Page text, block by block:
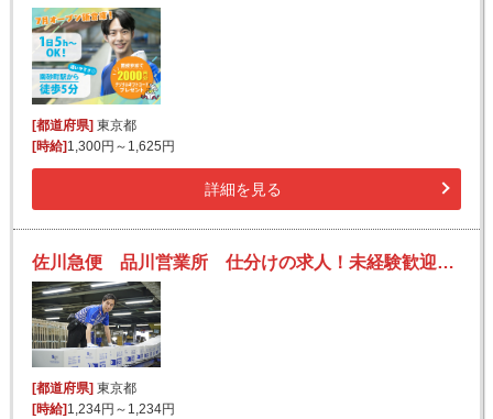
[都道府県] 東京都
[時給] 1,300円～1,625円
詳細を見る
佐川急便 品川営業所 仕分けの求人！未経験歓迎！先輩たちがサポートします♪
[都道府県] 東京都
[時給] 1,234円～1,234円